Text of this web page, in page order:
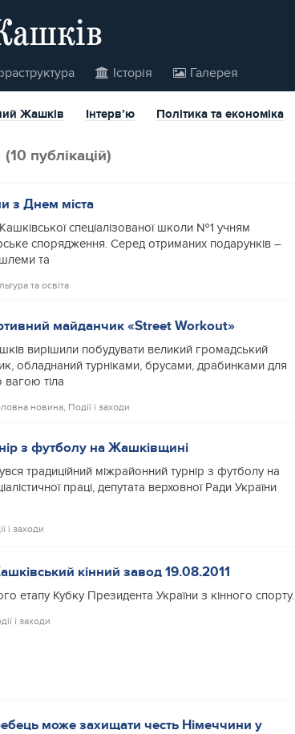
Історія Галерея
Жашків Інтерв’ю Політика та економіка
(10 публікацій)
з Днем міста
спеціалізованої школи №1 учням
спорядження. Серед отриманих подарунків –
та
та освіта
майданчик «Street Workout»
вирішили побудувати великий громадський
обладнаний турніками, брусами, драбинками для
тіла
новина, Події і заходи
з футболу на Жашківщині
традиційний міжрайонний турнір з футболу на
праці, депутата верховної Ради України
і заходи
кінний завод 19.08.2011
етапу Кубку Президента України з кінного спорту.
і заходи
може захищати честь Німеччини у